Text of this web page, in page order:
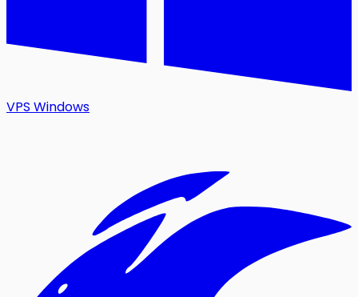
VPS Windows